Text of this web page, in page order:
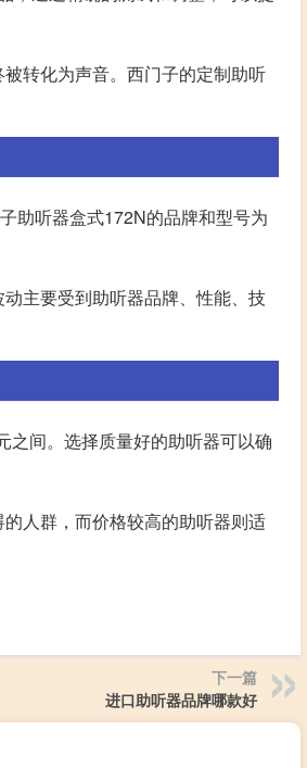
转化为声音。西门子的定制助听
助听器盒式172N的品牌和型号为
主要受到助听器品牌、性能、技
之间。选择质量好的助听器可以确
人群，而价格较高的助听器则适
下一篇
进口助听器品牌哪款好